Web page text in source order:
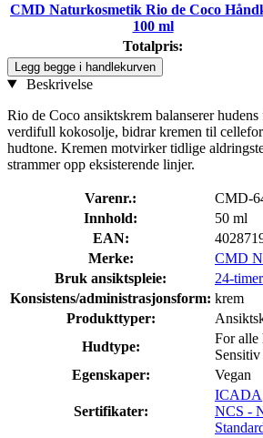
CMD Naturkosmetik Rio de Coco
100 ml
Totalpris:
Legg begge i handlekurven
Beskrivelse
Rio de Coco ansiktskrem balanserer
verdifull kokosolje, bidrar kremen til
hudtone. Kremen motvirker tidlige
strammer opp eksisterende linjer.
Varenr.:
CMD-
Innhold:
50 ml
EAN:
Merke:
CMD
Bruk ansiktspleie:
24-
Konsistens/administrasjonsform: krem
Produkttyper:
Hudtype:
For alle
Sensitiv
Egenskaper:
Vegan
Sertifikater:
ICADA
NCS -